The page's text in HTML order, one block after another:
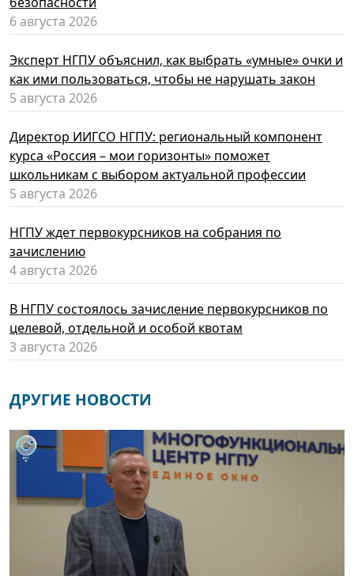
6 августа 2026
Эксперт НГПУ объяснил, как выбрать «умные» очки и
как ими пользоваться, чтобы не нарушать закон
5 августа 2026
Директор ИИГСО НГПУ: региональный компонент
курса «Россия – мои горизонты» поможет
школьникам с выбором актуальной профессии
5 августа 2026
НГПУ ждет первокурсников на собрания по
зачислению
4 августа 2026
В НГПУ состоялось зачисление первокурсников по
целевой, отдельной и особой квотам
3 августа 2026
ДРУГИЕ НОВОСТИ